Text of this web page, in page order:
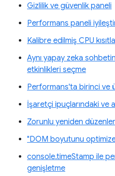
Gizlilik ve güvenlik paneli
Performans paneli
Kalibre edilmiş CPU
Aynı yapay zeka
etkinlikleri seçme
Performans'ta birinci ve
İşaretçi ipuçlarındaki ve
Zorunlu yeniden
"DOM boyutunu
console.timeStamp ile
genişletme